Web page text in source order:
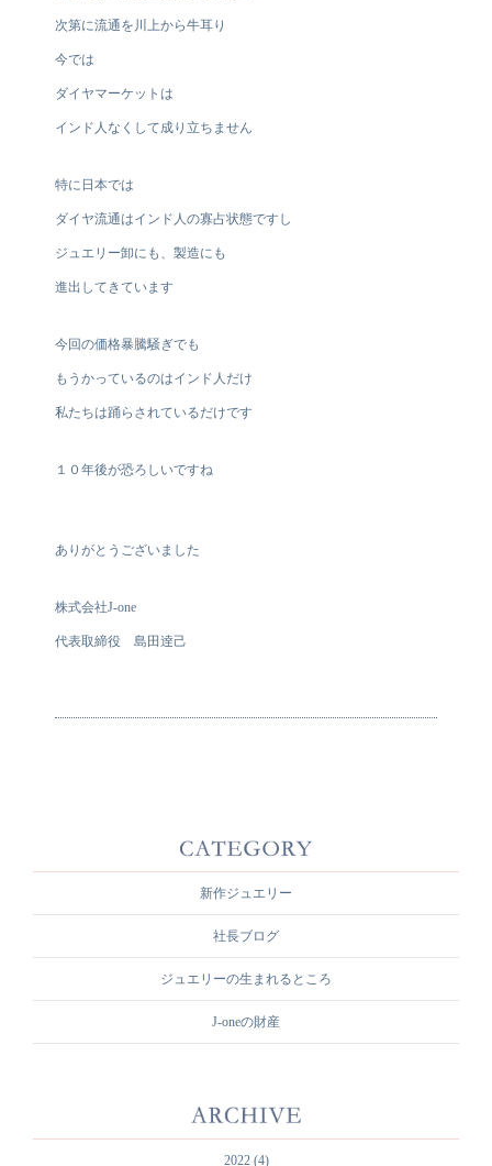
次第に流通を川上から牛耳り
今では
ダイヤマーケットは
インド人なくして成り立ちません
特に日本では
ダイヤ流通はインド人の寡占状態ですし
ジュエリー卸にも、製造にも
進出してきています
今回の価格暴騰騒ぎでも
もうかっているのはインド人だけ
私たちは踊らされているだけです
１０年後が恐ろしいですね
ありがとうございました
株式会社J-one
代表取締役 島田逹己
新作ジュエリー
社長ブログ
ジュエリーの生まれるところ
J-oneの財産
2022(4)